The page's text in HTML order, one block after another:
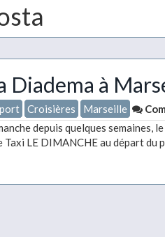
Diadema à
Croisières Marseille
depuis quelques
LE DIMANCHE au départ